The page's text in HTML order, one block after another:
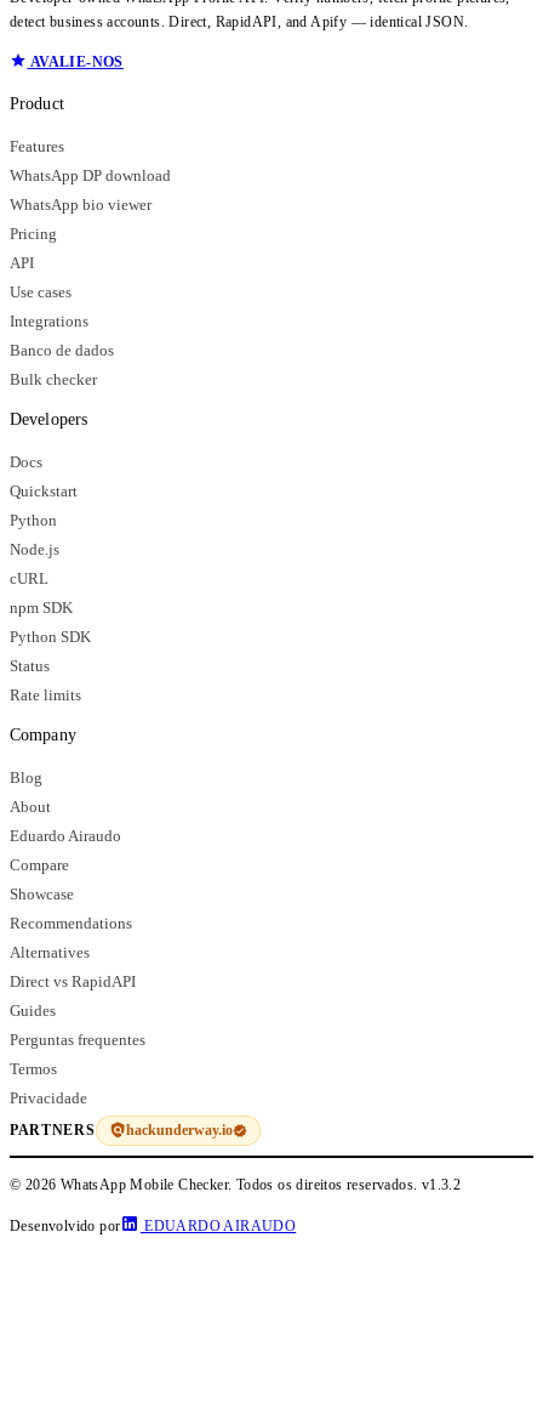
detect business accounts. Direct, RapidAPI, and Apify — identical JSON.
AVALIE-NOS
Product
Features
WhatsApp DP download
WhatsApp bio viewer
Pricing
API
Use cases
Integrations
Banco de dados
Bulk checker
Developers
Docs
Quickstart
Python
Node.js
cURL
npm SDK
Python SDK
Status
Rate limits
Company
Blog
About
Eduardo Airaudo
Compare
Showcase
Recommendations
Alternatives
Direct vs RapidAPI
Guides
Perguntas frequentes
Termos
Privacidade
PARTNERS hackunderway.io
© 2026 WhatsApp Mobile Checker. Todos os direitos reservados. v1.3.2
Desenvolvido por EDUARDO AIRAUDO